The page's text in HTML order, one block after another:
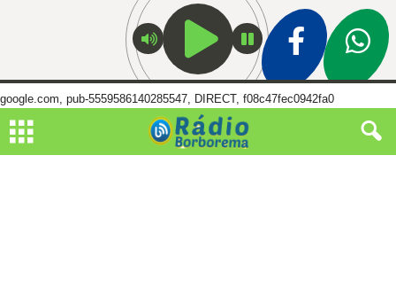
google.com, pub-5559586140285547, DIRECT, f08c47fec0942fa0